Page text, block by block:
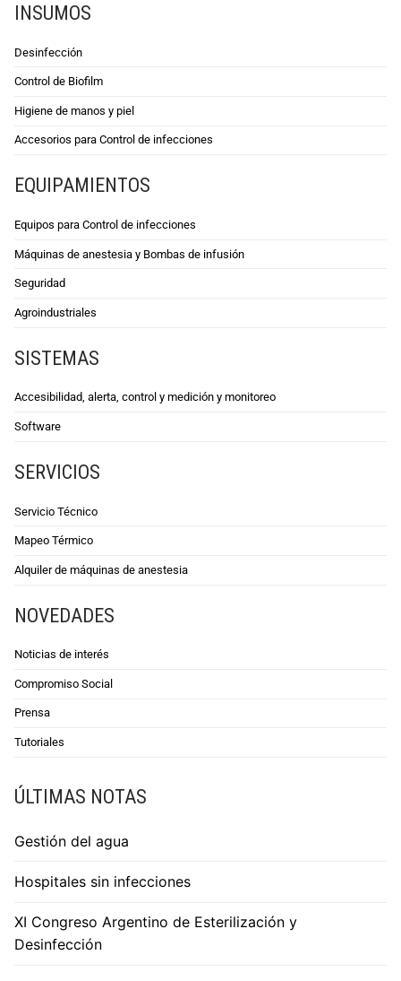
INSUMOS
Desinfección
Control de Biofilm
Higiene de manos y piel
Accesorios para Control de infecciones
EQUIPAMIENTOS
Equipos para Control de infecciones
Máquinas de anestesia y Bombas de infusión
Seguridad
Agroindustriales
SISTEMAS
Accesibilidad, alerta, control y medición y monitoreo
Software
SERVICIOS
Servicio Técnico
Mapeo Térmico
Alquiler de máquinas de anestesia
NOVEDADES
Noticias de interés
Compromiso Social
Prensa
Tutoriales
ÚLTIMAS NOTAS
Gestión del agua
Hospitales sin infecciones
XI Congreso Argentino de Esterilización y
Desinfección